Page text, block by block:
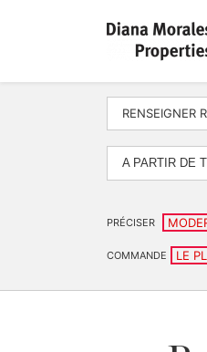
A PARTIR DE
PRÉCISER
COMMANDE LE